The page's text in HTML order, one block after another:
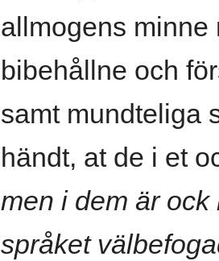
allmogens minne
bibehållne och
samt mundteliga
händt, at de i et
men i dem är
språket